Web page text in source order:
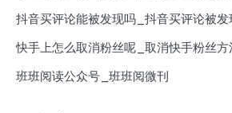
抖音买评论能被发现吗_抖音买评论被发
快手上怎么取消粉丝呢_取消快手粉丝方
班班阅读公众号_班班阅微刊